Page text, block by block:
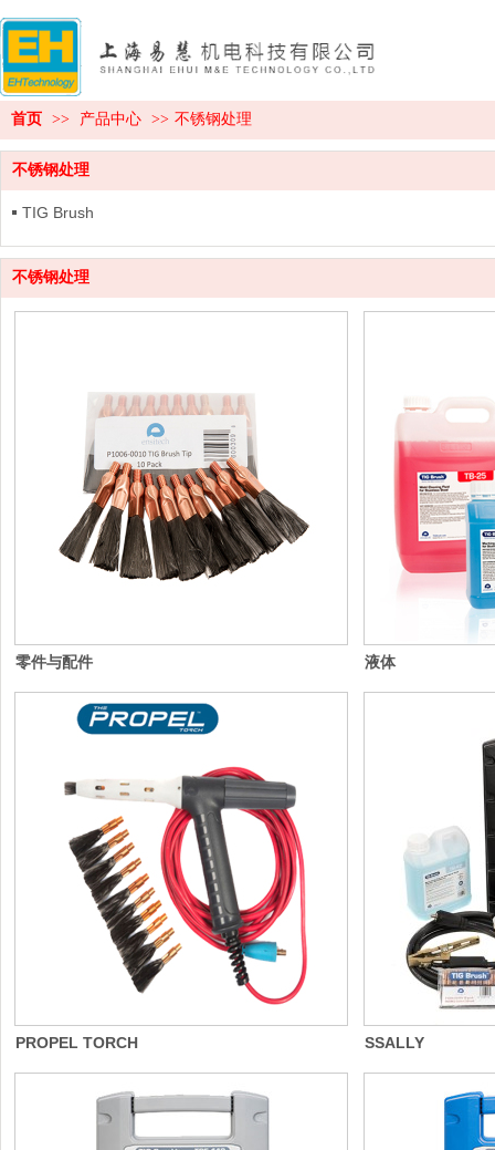
首页 >> 产品中心 >> 不锈钢处理
不锈钢处理
TIG Brush
不锈钢处理
零件与配件 液体
PROPEL TORCH SSALLY